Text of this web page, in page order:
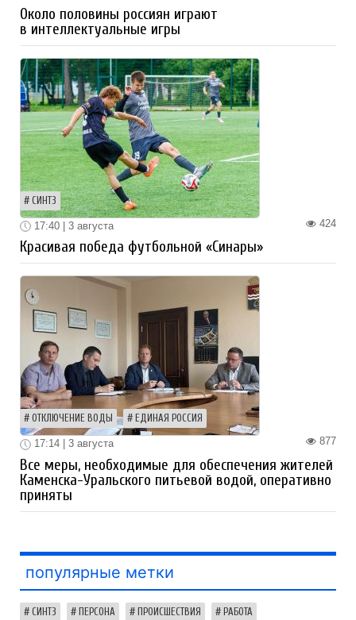
Около половины россиян играют
в интеллектуальные игры
СИНТЗ
424
17:40 | 3 августа
Красивая победа футбольной «Синары»
ОТКЛЮЧЕНИЕ ВОДЫ ЕДИНАЯ РОССИЯ
877
17:14 | 3 августа
Все меры, необходимые для обеспечения жителей
Каменска-Уральского питьевой водой, оперативно
приняты
популярные метки
СИНТЗ ПЕРСОНА ПРОИСШЕСТВИЯ РАБОТА